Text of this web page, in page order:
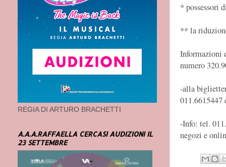
* possessori
** la
Informazioni
numero
-alla
011.6615447
-Info: tel.
negozi e
REGIA DI ARTURO BRACHETTI
A.A.A.RAFFAELLA CERCASI AUDIZIONI IL
23 SETTEMBRE